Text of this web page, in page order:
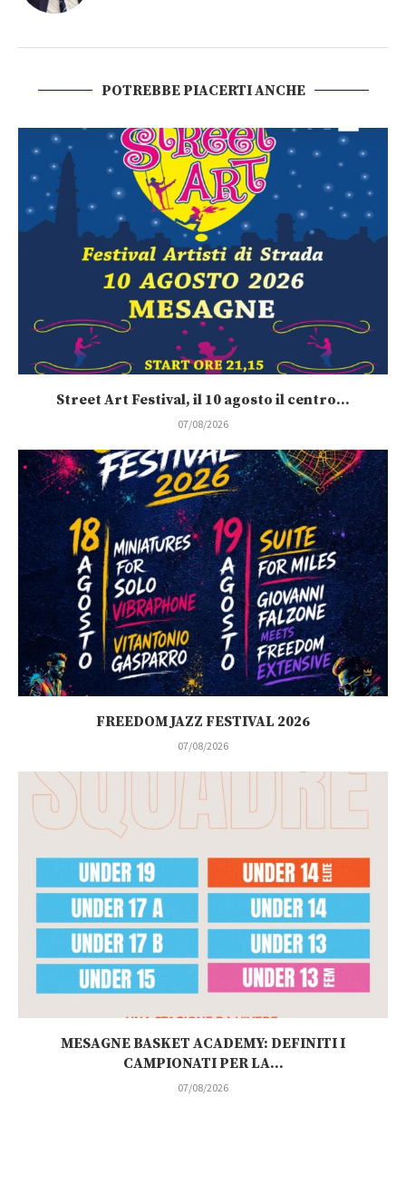
POTREBBE PIACERTI ANCHE
Street Art Festival, il 10 agosto il centro...
07/08/2026
FREEDOM JAZZ FESTIVAL 2026
07/08/2026
MESAGNE BASKET ACADEMY: DEFINITI I
CAMPIONATI PER LA...
07/08/2026